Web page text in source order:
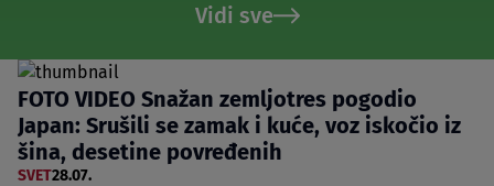
Vidi sve
FOTO VIDEO Snažan zemljotres pogodio
Japan: Srušili se zamak i kuće, voz iskočio iz
šina, desetine povređenih
SVET28.07.